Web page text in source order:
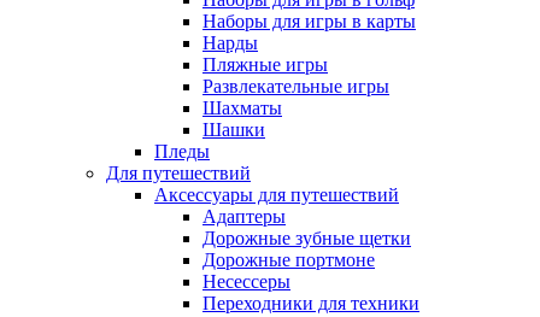
Наборы для игры в карты
Нарды
Пляжные игры
Развлекательные игры
Шахматы
Шашки
Пледы
Для путешествий
Аксессуары для путешествий
Адаптеры
Дорожные зубные щетки
Дорожные портмоне
Несессеры
Переходники для техники